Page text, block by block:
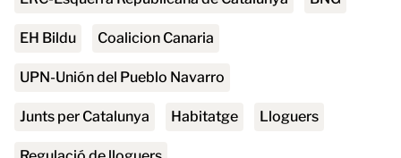
EH Bildu Coalicion Canaria
UPN-Unión del Pueblo Navarro
Junts per Catalunya habitatge lloguers